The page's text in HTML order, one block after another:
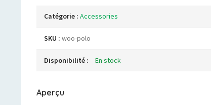
Catégorie :Accessories
SKU :woo-polo
Disponibilité : En stock
Aperçu